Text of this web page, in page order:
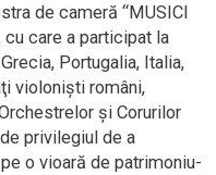
de cameră “MUSICI
cu care a participat la
Portugalia, Italia,
violonişti români,
şi Corurilor
privilegiul de a
o vioară de patrimoniu-